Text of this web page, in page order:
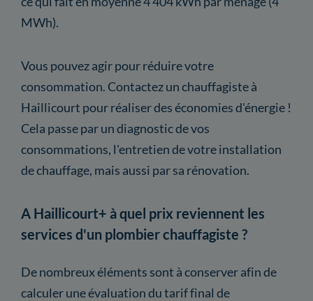
MWh).
Vous pouvez agir pour réduire votre
consommation. Contactez un chauffagiste à
Haillicourt pour réaliser des économies d'énergie !
Cela passe par un diagnostic de vos
consommations, l'entretien de votre installation
de chauffage, mais aussi par sa rénovation.
A Haillicourt+ à quel prix reviennent les
services d'un plombier chauffagiste ?
De nombreux éléments sont à conserver afin de
calculer une évaluation du tarif final de